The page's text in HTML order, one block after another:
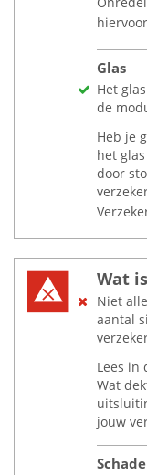
Glas
Het
de
Heb je
het
door
Wat
Niet
aantal
Lees in
Wat
jouw